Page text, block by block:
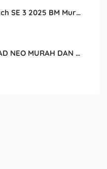
Jual Apple Watch SE 3 2025 BM Murah Dan original
JUAL APPLE IPAD NEO MURAH DAN ORIGINAL